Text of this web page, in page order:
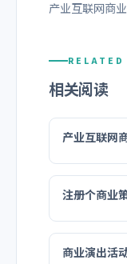
产业互联网商
RELATED
相关阅读
产业互联网
注册个商业
商业演出活